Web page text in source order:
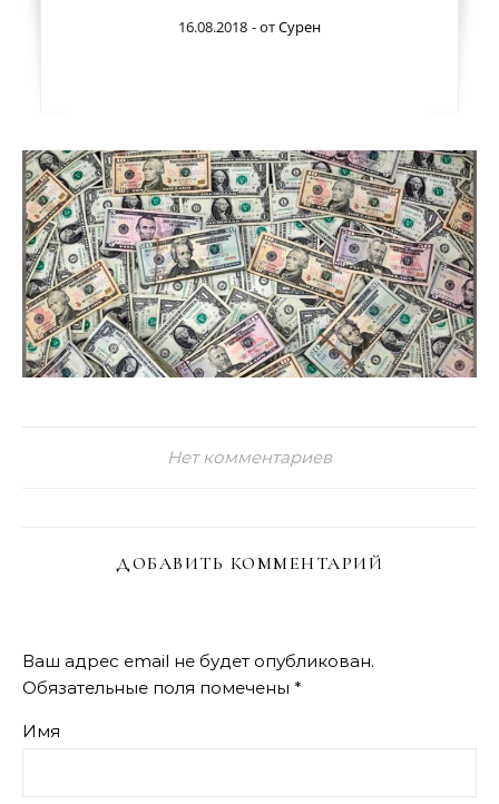
16.08.2018 - отСурен
Нет комментариев
ДОБАВИТЬ КОММЕНТАРИЙ
Ваш адрес email не будет опубликован.
Обязательные поля помечены *
Имя